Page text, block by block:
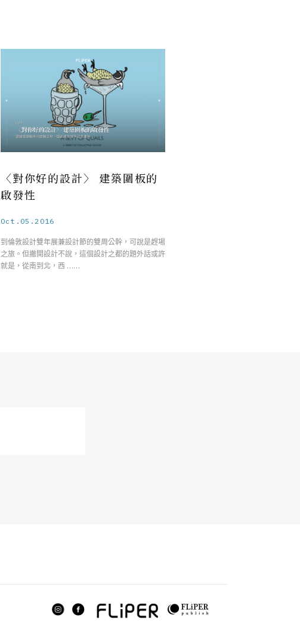
〈對你好的設計〉 建築圍板的
啟發性
Oct.05.2016
到倫敦設計雙年展兼設計節的雙周公幹，可說是趕場
之旅。但撇開設計不說，這個設計之都的題外話或許
就是，從南到北，西 ……